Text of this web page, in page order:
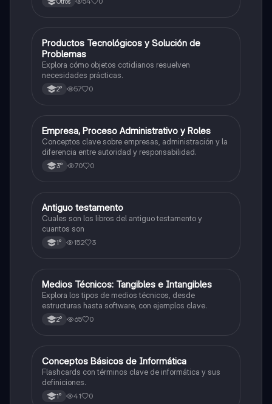
POtros
Productos Tecnológicos y Solución de
Problemas
Explora cómo objetos cotidianos resuelven
necesidades prácticas.
2° 57 0
EOtros
Empresa, Proceso Administrativo y Roles
Conceptos clave sobre empresas, administración y la
diferencia entre autoridad y responsabilidad.
3° 70 0
Otros
Antiguo testamento
Cuales son los libros del antiguo testamento y
cuantos son
1° 152 3
MOtros
Medios Técnicos: Tangibles e Intangibles
Explora los tipos de medios técnicos, desde
estructuras hasta software, con ejemplos clave.
2° 65 0
COtros
Conceptos Básicos de Informática
Flashcards con términos clave de informática y sus
definiciones.
1° 41 0